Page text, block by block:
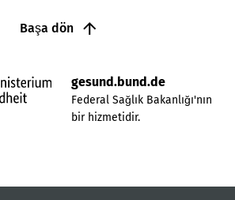
Başa dön
gesund.bund.de
Federal Sağlık Bakanlığı'nın
bir hizmetidir.